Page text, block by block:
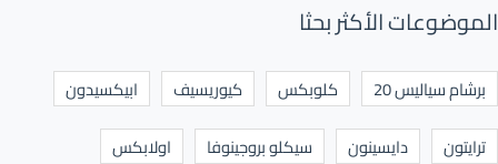
الموضوعات الأكثر بحثا
برشام سياليس 20 كلوبكس كيوريسيف
ابيكسيدون
ترايتون
دايسينون سيكلو بروجينوفا
اولابكس